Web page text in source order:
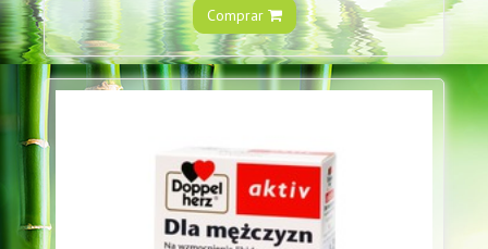
Comprar